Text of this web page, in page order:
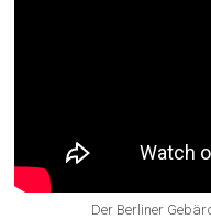
Der Berliner